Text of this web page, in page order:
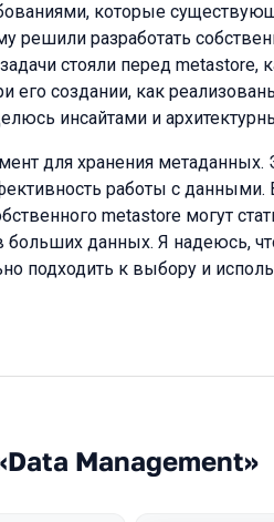
которые
решили разработать
стояли перед metastore,
создании, как
инсайтами и
для хранения
работы с данными.
metastore могут
больших данных. Я надеюсь,
подходить к выбору и
Management»